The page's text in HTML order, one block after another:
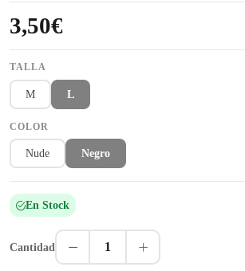
3,50€
TALLA
M L
COLOR
Nude Negro
En Stock
Cantidad 1